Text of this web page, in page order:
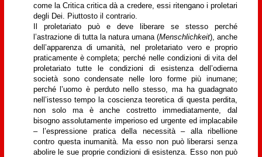
come la Critica critica dà a credere, essi ritengano i proletari
degli Dei. Piuttosto il contrario.
Il proletariato può e deve liberare se stesso perché
l’astrazione di tutta la natura umana (Menschlichkeit), anche
dell’apparenza di umanità, nel proletariato vero e proprio
praticamente è completa; perché nelle condizioni di vita del
proletariato tutte le condizioni di esistenza dell’odierna
società sono condensate nelle loro forme più inumane;
perché l’uomo è perduto nello stesso, ma ha guadagnato
nell’istesso tempo la coscienza teoretica di questa perdita,
non solo ma è anche costretto immediatamente, dal
bisogno assolutamente imperioso ed urgente ed implacabile
– l’espressione pratica della necessità – alla ribellione
contro questa inumanità. Ma esso non può liberarsi senza
abolire le sue proprie condizioni di esistenza. Esso non può